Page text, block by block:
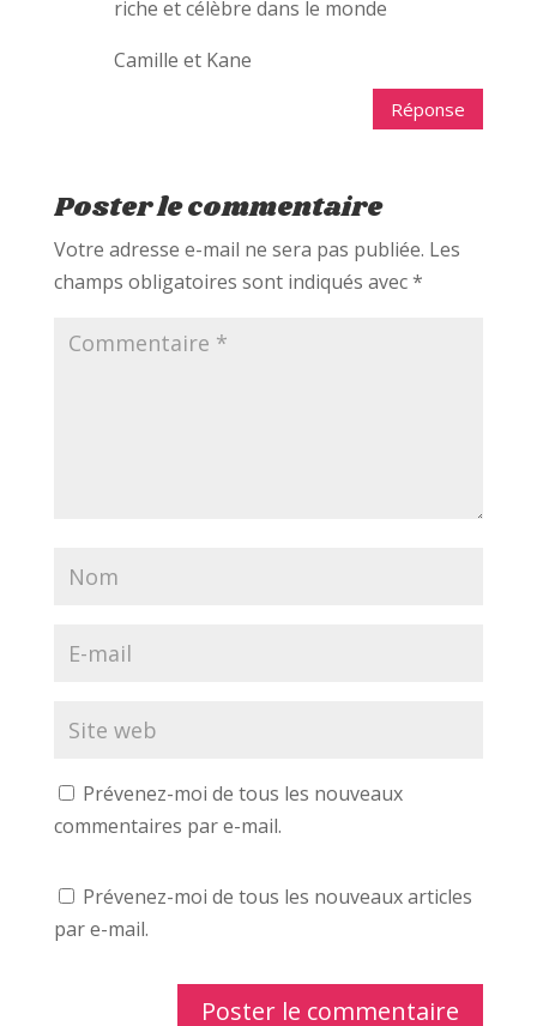
riche et célèbre dans le monde
Camille et Kane
Réponse
Poster le commentaire
Votre adresse e-mail ne sera pas publiée. Les
champs obligatoires sont indiqués avec*
Prévenez-moi de tous les nouveaux
commentaires par e-mail.
Prévenez-moi de tous les nouveaux articles
par e-mail.